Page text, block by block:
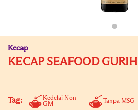
Kecap
KECAP SEAFOOD GURIH
Tag:
Kedelai Non-
GM
Tanpa MSG